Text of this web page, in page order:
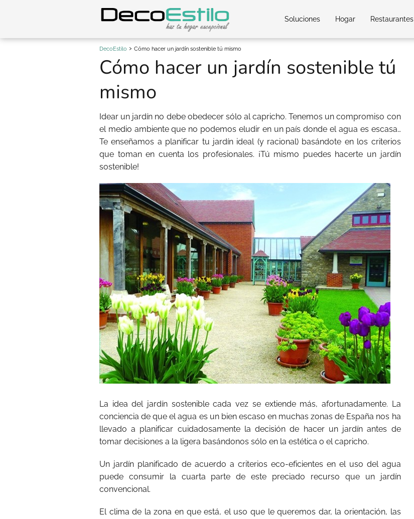
Soluciones Hogar Restaurantes
DecoEstilo Cómo hacer un jardín sostenible tú mismo
Cómo hacer un jardín sostenible tú
mismo
Idear un jardín no debe obedecer sólo al capricho. Tenemos un compromiso con
el medio ambiente que no podemos eludir en un país donde el agua es escasa…
Te enseñamos a planificar tu jardín ideal (y racional) basándote en los criterios
que toman en cuenta los profesionales. ¡Tú mismo puedes hacerte un jardín
sostenible!
La idea del jardín sostenible cada vez se extiende más, afortunadamente. La
conciencia de que el agua es un bien escaso en muchas zonas de España nos ha
llevado a planificar cuidadosamente la decisión de hacer un jardín antes de
tomar decisiones a la ligera basándonos sólo en la estética o el capricho.
Un jardín planificado de acuerdo a criterios eco-eficientes en el uso del agua
puede consumir la cuarta parte de este preciado recurso que un jardín
convencional.
El clima de la zona en que está, el uso que le queremos dar, la orientación, las